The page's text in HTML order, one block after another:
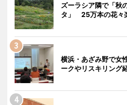
ズーラシア隣で「秋
タ」 25万本の花々
横浜・あざみ野で女
ークやリスキリング